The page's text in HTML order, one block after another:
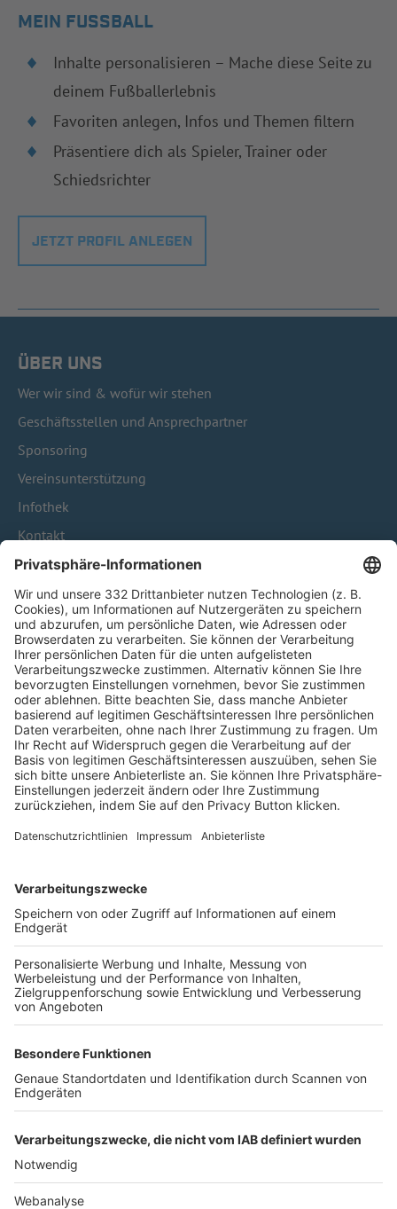
MEIN FUSSBALL
Inhalte personalisieren – Mache diese Seite zu
deinem Fußballerlebnis
Favoriten anlegen, Infos und Themen filtern
Präsentiere dich als Spieler, Trainer oder
Schiedsrichter
JETZT PROFIL ANLEGEN
ÜBER UNS
Wer wir sind & wofür wir stehen
Geschäftsstellen und Ansprechpartner
Sponsoring
Vereinsunterstützung
Infothek
Kontakt
HÄUFIG BESUCHTE SEITEN
Pässe und Vereinswechsel
Trainerausbildung
Schulungsangebot Vereinsmitarbeiter
BFV-Geschäftsstellen
Trainerbörse
Login SpielPlus
FOLGE DEM BFV
TOP-VEREINE
TOP-PARTNER